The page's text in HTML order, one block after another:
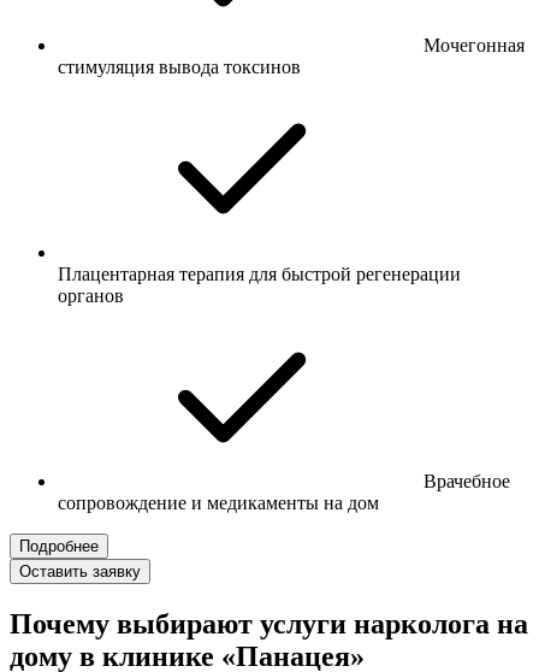
Мочегонная
стимуляция вывода токсинов
Плацентарная терапия для быстрой регенерации
органов
Врачебное
сопровождение и медикаменты на дом
Подробнее
Оставить заявку
Почему выбирают услуги нарколога на
дому в клинике «Панацея»